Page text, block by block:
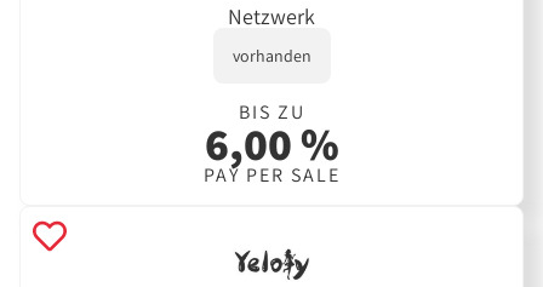
Netzwerk
vorhanden
BIS ZU
6,00 %
PAY PER SALE